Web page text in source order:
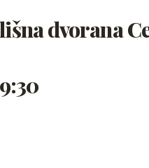
dvorana